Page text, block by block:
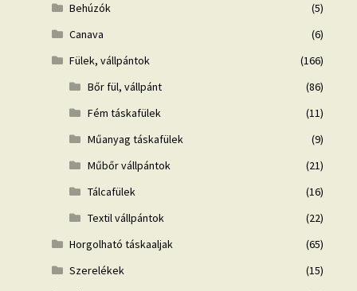
Behúzók
(5)
Canava
(6)
Fülek, vállpántok
(166)
Bőr fül, vállpánt
(86)
Fém táskafülek
(11)
Műanyag táskafülek
(9)
Műbőr vállpántok
(21)
Tálcafülek
(16)
Textil vállpántok
(22)
Horgolható táskaaljak
(65)
Szerelékek
(15)